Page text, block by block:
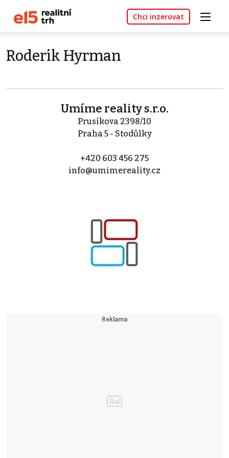
Chci inzerovat
Roderik Hyrman
Umíme reality s.r.o.
Prusíkova 2398/10
Praha 5 - Stodůlky
+420 603 456 275
info@umimereality.cz